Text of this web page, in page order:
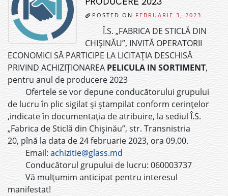
POSTED ON FEBRUARIE 3, 2023
Î.S. „FABRICA DE STICLĂ DIN
CHIȘINĂU”, INVITĂ OPERATORII
ECONOMICI SĂ PARTICIPE LA LICITAȚIA DESCHISĂ
PRIVIND ACHIZIȚIONAREA PELICULA IN SORTIMENT,
pentru anul de producere 2023
Ofertele se vor depune conducătorului grupului
de lucru în plic sigilat și ștampilat conform cerințelor
,indicate în documentația de atribuire, la sediul Î.S.
„Fabrica de Sticlă din Chișinău”, str. Transnistria
20, pînă la data de 24 februarie 2023, ora 09.00.
Email:achizitie@glass.md
Conducătorul grupului de lucru: 060003737
Vă mulțumim anticipat pentru interesul
manifestat!